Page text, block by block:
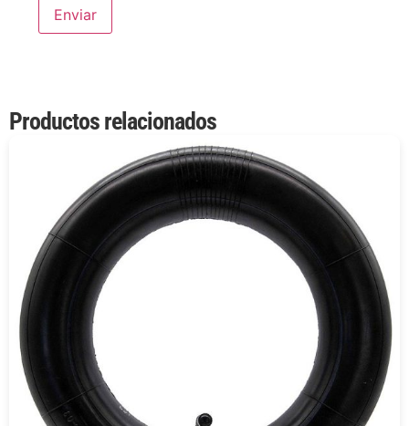
Productos relacionados